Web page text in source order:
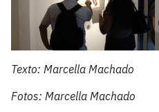
Texto: Marcella Machado
Fotos: Marcella Machado